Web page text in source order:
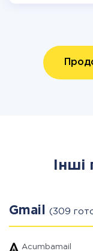
Інші
Gmail (309
Acumbamail